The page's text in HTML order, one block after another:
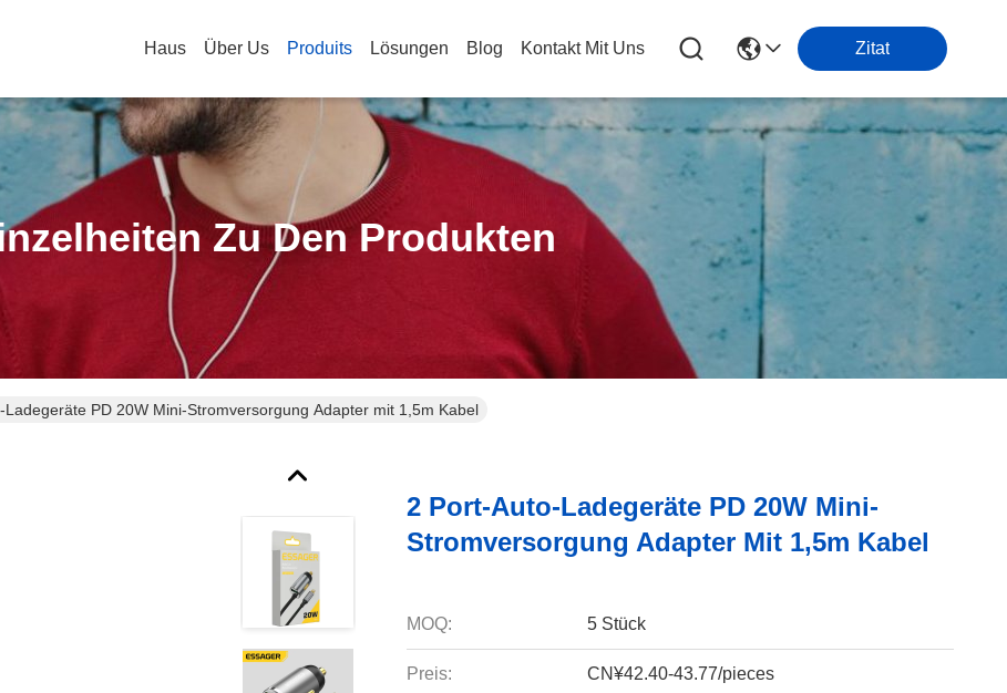
Haus Über Us Produits Lösungen Blog Kontakt Mit Uns Zitat
Zu Den Produkten
Ladegeräte PD 20W Mini-Stromversorgung Adapter mit 1,5m Kabel
2 Port-Auto-Ladegeräte PD 20W Mini-
Stromversorgung Adapter Mit 1,5m Kabel
MOQ: 5 Stück
Preis: CN¥42.40-43.77/pieces